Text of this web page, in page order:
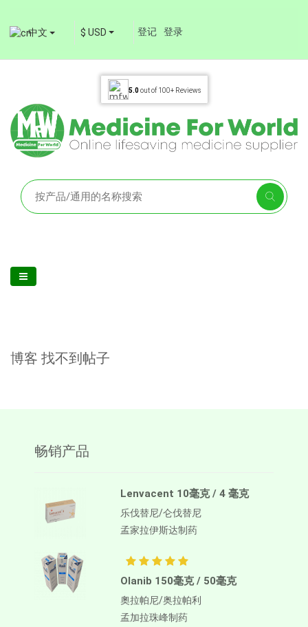
中文 $ USD 登记 登录
5.0out of 100+ Reviews
博客 找不到帖子
畅销产品
Lenvacent 10毫克 / 4 毫克
乐伐替尼/仑伐替尼
孟家拉伊斯达制药
Olanib 150毫克 / 50毫克
奧拉帕尼/奥拉帕利
孟加拉珠峰制药